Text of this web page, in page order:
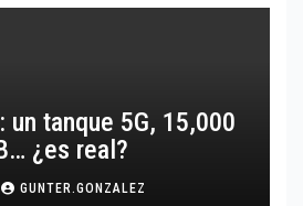
tanque 5G, 15,000
¿es real?
GUNTER.GONZALEZ